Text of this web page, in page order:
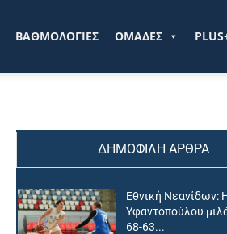
ΒΑΘΜΟΛΟΓΙΕΣ ΟΜΑΔΕΣ
ΔΗΜΟΦΙΛΗ ΑΡΘΡΑ
Εθνική Νεανίδων:
Υφαντοπούλου
68-63...